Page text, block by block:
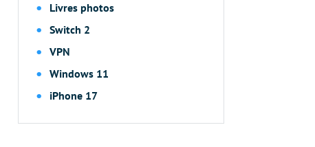
Livres photos
Switch 2
VPN
Windows 11
iPhone 17